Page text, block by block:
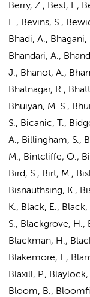
Berry, Z., Best, F.,
E., Bevins, S.,
Bhadi, A., Bhagani,
Bhandari, A.,
J., Bhanot, A.,
Bhatnagar, R.,
Bhuiyan, M. S.,
S., Bicanic, T.,
A., Billingham, S.,
M., Bintcliffe, O.,
Bird, S., Birt, M.,
Bisnauthsing, K.,
K., Black, E.,
S., Blackgrove, H.,
Blackman, H.,
Blakemore, F.,
Blaxill, P.,
Bloom, B.,